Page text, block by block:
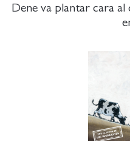
Dene va plantar cara al